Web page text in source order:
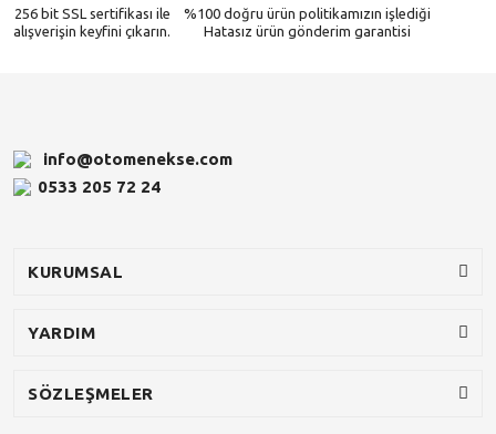
256 bit SSL sertifikası ile
alışverişin keyfini çıkarın.
%100 doğru ürün politikamızın işlediği
Hatasız ürün gönderim garantisi
info@otomenekse.com
0533 205 72 24
KURUMSAL
YARDIM
SÖZLEŞMELER